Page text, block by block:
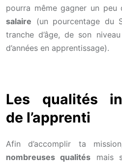
pourra même gagner un peu
salaire (un pourcentage du
tranche d’âge, de son
d’années en apprentissage).
Les qualités
de l’apprenti
Afin d’accomplir ta
nombreuses qualités mais